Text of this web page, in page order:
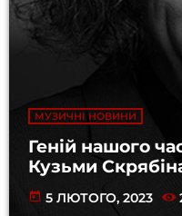
МУЗИЧНІ НОВИНИ
Геній нашого
Кузьми
today 5 ЛЮТОГО, 2023